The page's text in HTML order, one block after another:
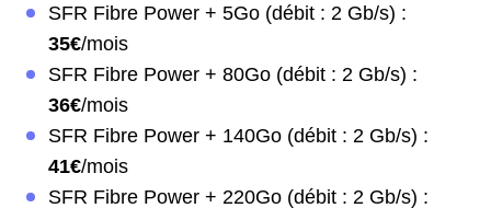
SFR Fibre Power + 5Go (débit : 2 Gb/s) :
35€/mois
SFR Fibre Power + 80Go (débit : 2 Gb/s) :
36€/mois
SFR Fibre Power + 140Go (débit : 2 Gb/s) :
41€/mois
SFR Fibre Power + 220Go (débit : 2 Gb/s) :